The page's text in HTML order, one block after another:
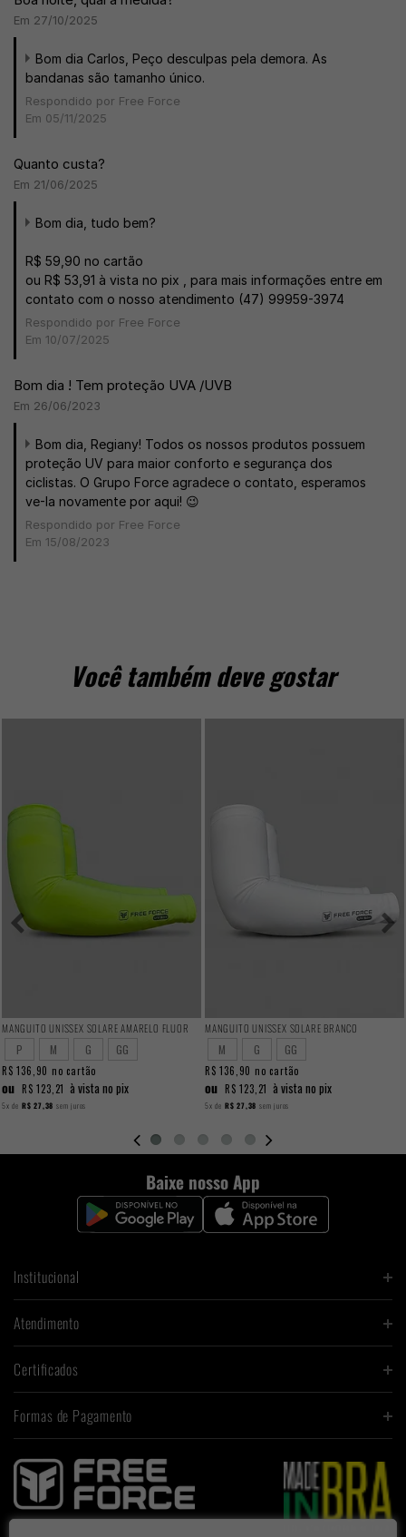
Em 27/10/2025
Bom dia Carlos, Peço desculpas pela demora. As
bandanas são tamanho único.
Respondido por Free Force
Em 05/11/2025
Quanto custa?
Em 21/06/2025
Bom dia, tudo bem?
R$ 59,90 no cartão
ou R$ 53,91 à vista no pix , para mais informações entre em
contato com o nosso atendimento (47) 99959-3974
Respondido por Free Force
Em 10/07/2025
Bom dia ! Tem proteção UVA /UVB
Em 26/06/2023
Bom dia, Regiany! Todos os nossos produtos possuem
proteção UV para maior conforto e segurança dos
ciclistas. O Grupo Force agradece o contato, esperamos
ve-la novamente por aqui! 😉
Respondido por Free Force
Em 15/08/2023
Você também deve gostar
MANGUITO UNISSEX SOLARE AMARELO FLUOR
P M G GG
R$ 136,90 no cartão
ou R$ 123,21 à vista no pix
5x de R$ 27,38 sem juros
MANGUITO UNISSEX SOLARE BRANCO
M G GG
R$ 136,90 no cartão
ou R$ 123,21 à vista no pix
5x de R$ 27,38 sem juros
Baixe nosso App
Institucional
Atendimento
Certificados
Formas de Pagamento